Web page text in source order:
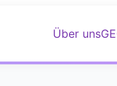
Über uns